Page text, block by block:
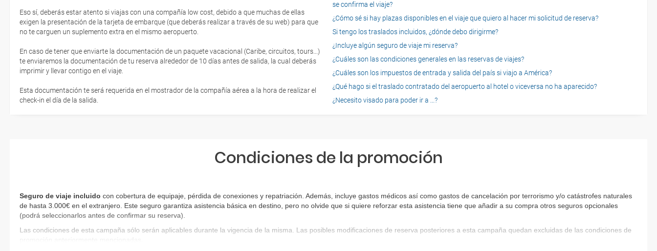
Eso sí, deberás estar atento si viajas con una compañía low cost, debido a que muchas de ellas
exigen la presentación de la tarjeta de embarque (que deberás realizar a través de su web) para que
no te carguen un suplemento extra en el mismo aeropuerto.
En caso de tener que enviarte la documentación de un paquete vacacional (Caribe, circuitos, tours...)
te enviaremos la documentación de tu reserva alrededor de 10 días antes de salida, la cual deberás
imprimir y llevar contigo en el viaje.
Esta documentación te será requerida en el mostrador de la compañía aérea a la hora de realizar el
check-in el día de la salida.
se confirma el viaje?
¿Cómo sé si hay plazas disponibles en el viaje que quiero al hacer mi solicitud de reserva?
Si tengo los traslados incluidos, ¿dónde debo dirigirme?
¿Incluye algún seguro de viaje mi reserva?
¿Cuáles son las condiciones generales en las reservas de viajes?
¿Cuáles son los impuestos de entrada y salida del país si viajo a América?
¿Qué hago si el traslado contratado del aeropuerto al hotel o viceversa no ha aparecido?
¿Necesito visado para poder ir a ...?
Condiciones de la promoción
Seguro de viaje incluido con cobertura de equipaje, pérdida de conexiones y repatriación. Además, incluye gastos médicos así como gastos de cancelación por terrorismo y/o catástrofes naturales
de hasta 3.000€ en el extranjero. Este seguro garantiza asistencia básica en destino, pero no olvide que si quiere reforzar esta asistencia tiene que añadir a su compra otros seguros opcionales
(podrá seleccionarlos antes de confirmar su reserva)
Las condiciones de esta campaña sólo serán aplicables durante la vigencia de la misma. Las posibles modificaciones de reserva posteriores a esta campaña quedan excluidas de las condiciones de
promoción anteriormente mencionadas.